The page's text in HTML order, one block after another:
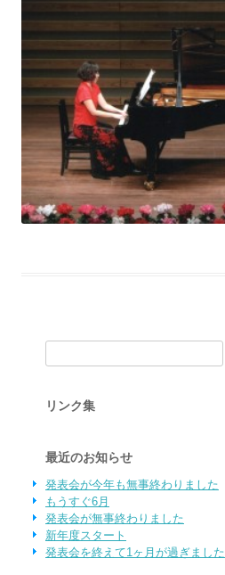
リンク集
最近のお知らせ
発表会が今年も無事終わりました
もうすぐ6月
発表会が無事終わりました
新年度スタート
発表会を終えて1ヶ月が過ぎました